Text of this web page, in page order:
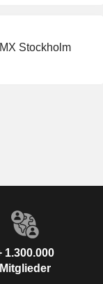
Stockholm
1.300.000
Mitglieder